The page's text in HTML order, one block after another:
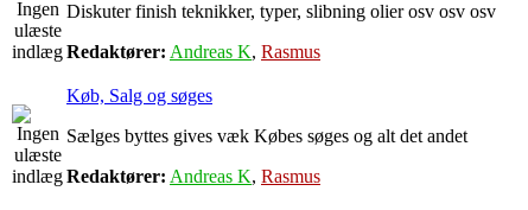
Diskuter finish teknikker, typer, slibning olier osv osv osv
Redaktører: Andreas K, Rasmus
Køb, Salg og søges
Sælges byttes gives væk Købes søges og alt det andet
Redaktører: Andreas K, Rasmus